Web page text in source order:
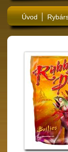
Úvod